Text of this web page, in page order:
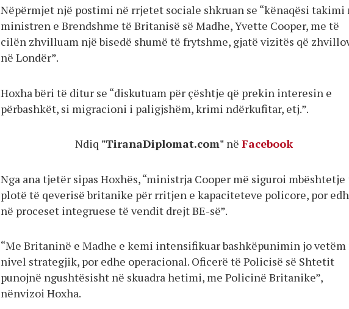
Nëpërmjet një postimi në rrjetet sociale shkruan se “kënaqësi takimi
ministren e Brendshme të Britanisë së Madhe, Yvette Cooper, me të
cilën zhvilluam një bisedë shumë të frytshme, gjatë vizitës që
në Londër”.
Hoxha bëri të ditur se “diskutuam për çështje që prekin interesin e
përbashkët, si migracioni i paligjshëm, krimi ndërkufitar, etj.”.
Ndiq "TiranaDiplomat.com" në Facebook
Nga ana tjetër sipas Hoxhës, “ministrja Cooper më siguroi mbështetje
plotë të qeverisë britanike për rritjen e kapaciteteve policore, por
në proceset integruese të vendit drejt BE-së”.
“Me Britaninë e Madhe e kemi intensifikuar bashkëpunimin jo vetëm
nivel strategjik, por edhe operacional. Oficerë të Policisë së Shtetit
punojnë ngushtësisht në skuadra hetimi, me Policinë Britanike”,
nënvizoi Hoxha.